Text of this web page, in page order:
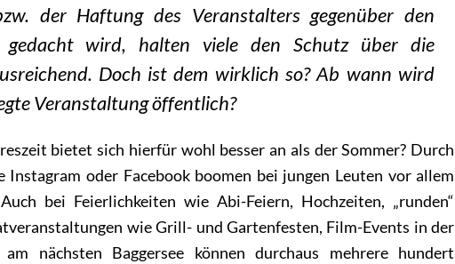
der Haftung des Veranstalters gegenüber den
gedacht wird, halten viele den Schutz über die
Doch ist dem wirklich so? Ab wann wird
Veranstaltung öffentlich?
bietet sich hierfür wohl besser an als der Sommer? Durch
oder Facebook boomen bei jungen Leuten vor allem
bei Feierlichkeiten wie Abi-Feiern, Hochzeiten, „runden“
wie Grill- und Gartenfesten, Film-Events in der
nächsten Baggersee können durchaus mehrere hundert